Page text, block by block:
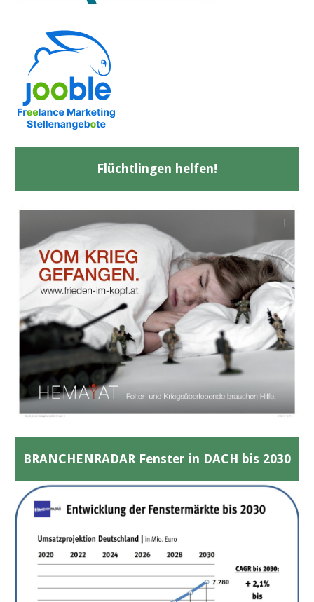
Flüchtlingen helfen!
BRANCHENRADAR Fenster in DACH bis 2030